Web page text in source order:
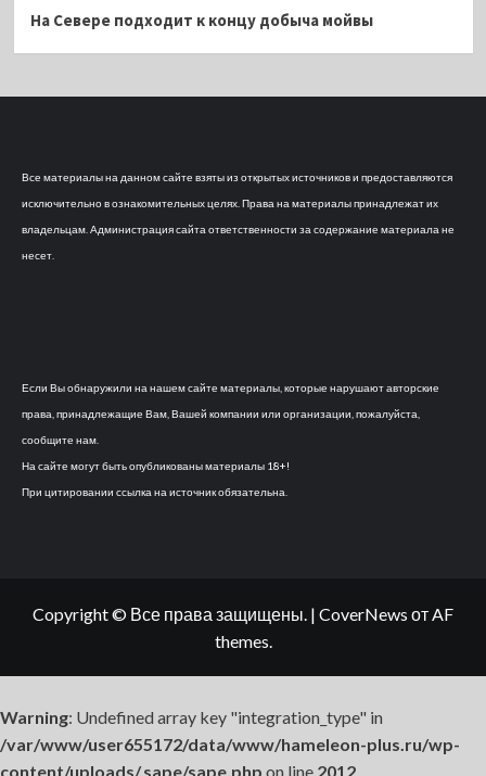
На Севере подходит к концу добыча мойвы
Все материалы на данном сайте взяты из открытых источников и предоставляются
исключительно в ознакомительных целях. Права на материалы принадлежат их
владельцам. Администрация сайта ответственности за содержание материала не
несет.
Если Вы обнаружили на нашем сайте материалы, которые нарушают авторские
права, принадлежащие Вам, Вашей компании или организации, пожалуйста,
сообщите нам.
На сайте могут быть опубликованы материалы 18+!
При цитировании ссылка на источник обязательна.
Copyright © Все права защищены. | CoverNews от AF
themes.
Warning: Undefined array key "integration_type" in
/var/www/user655172/data/www/hameleon-plus.ru/wp-
content/uploads/.sape/sape.php on line 2012